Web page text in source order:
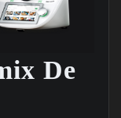
De